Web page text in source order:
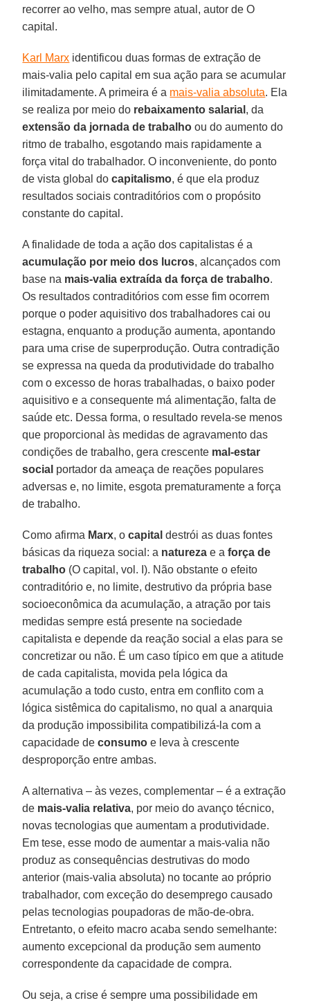
recorrer ao velho, mas sempre atual, autor de O
capital.
Karl Marx identificou duas formas de extração de
mais-valia pelo capital em sua ação para se acumular
ilimitadamente. A primeira é a mais-valia absoluta. Ela
se realiza por meio do rebaixamento salarial , da
extensão da jornada de trabalho ou do aumento do
ritmo de trabalho, esgotando mais rapidamente a
força vital do trabalhador. O inconveniente, do ponto
de vista global docapitalismo, é que ela produz
resultados sociais contraditórios com o propósito
constante do capital.
A finalidade de toda a ação dos capitalistas é a
acumulação por meio dos lucros, alcançados com
base na mais-valia extraída da força de trabalho.
Os resultados contraditórios com esse fim ocorrem
porque o poder aquisitivo dos trabalhadores cai ou
estagna, enquanto a produção aumenta, apontando
para uma crise de superprodução. Outra contradição
se expressa na queda da produtividade do trabalho
com o excesso de horas trabalhadas, o baixo poder
aquisitivo e a consequente má alimentação, falta de
saúde etc. Dessa forma, o resultado revela-se menos
que proporcional às medidas de agravamento das
condições de trabalho, gera crescente mal-estar
social portador da ameaça de reações populares
adversas e, no limite, esgota prematuramente a força
de trabalho.
Como afirma Marx, ocapital destrói as duas fontes
básicas da riqueza social: a natureza e aforça de
trabalho (O capital, vol. I). Não obstante o efeito
contraditório e, no limite, destrutivo da própria base
socioeconômica da acumulação, a atração por tais
medidas sempre está presente na sociedade
capitalista e depende da reação social a elas para se
concretizar ou não. É um caso típico em que a atitude
de cada capitalista, movida pela lógica da
acumulação a todo custo, entra em conflito com a
lógica sistêmica do capitalismo, no qual a anarquia
da produção impossibilita compatibilizá-la com a
capacidade deconsumo e leva à crescente
desproporção entre ambas.
A alternativa – às vezes, complementar – é a extração
de mais-valia relativa, por meio do avanço técnico,
novas tecnologias que aumentam a produtividade.
Em tese, esse modo de aumentar a mais-valia não
produz as consequências destrutivas do modo
anterior (mais-valia absoluta) no tocante ao próprio
trabalhador, com exceção do desemprego causado
pelas tecnologias poupadoras de mão-de-obra.
Entretanto, o efeito macro acaba sendo semelhante:
aumento excepcional da produção sem aumento
correspondente da capacidade de compra.
Ou seja, a crise é sempre uma possibilidade em